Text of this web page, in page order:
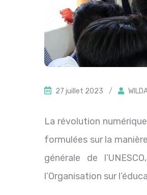
27 juillet 2023 /
La révolution
formulées sur la
générale de
l’Organisation sur